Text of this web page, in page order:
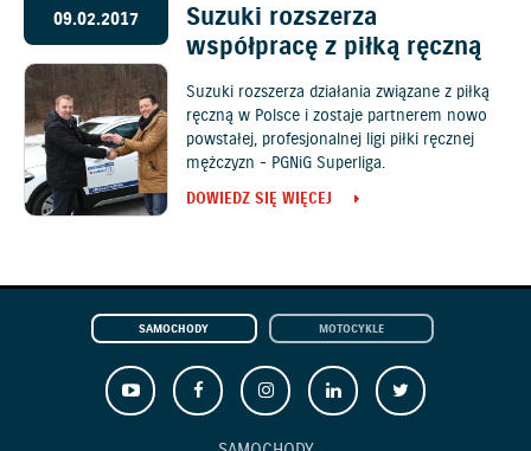
09.02.2017
Suzuki rozszerza
współpracę z piłką ręczną
Suzuki rozszerza działania związane z piłką
ręczną w Polsce i zostaje partnerem nowo
powstałej, profesjonalnej ligi piłki ręcznej
mężczyzn - PGNiG Superliga.
DOWIEDZ SIĘ WIĘCEJ
SAMOCHODY MOTOCYKLE